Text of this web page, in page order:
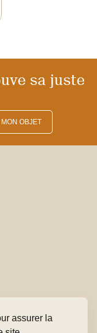
assurer la
sa juste
OBJET